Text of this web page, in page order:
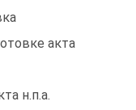
акта
н.п.а.